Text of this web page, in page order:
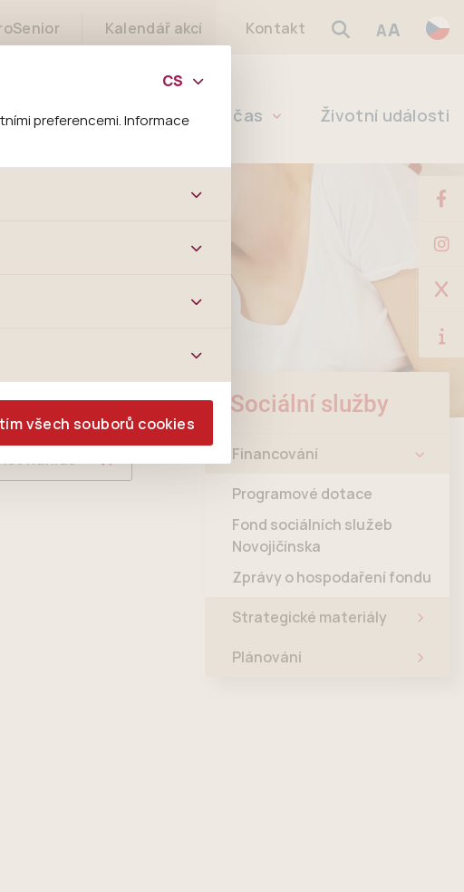
preferencemi. Informace
webových stránek a všech
filtrů a také nastavení
tato data
cookies nelze přiřadit
a zájmům, což
vašim preferencím, což vám
všech souborů cookies
Kalendář akcí Kontakt AA
Školství Volný čas Životní události
nahlas
Sociální služby
Financování
Programové dotace
Fond sociálních služeb
Novojičínska
Zprávy o hospodaření fondu
Strategické materiály
Plánování